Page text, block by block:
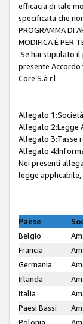
efficacia di tale
specificata che
PROGRAMMA DI
MODIFICA È PER
Se hai stipulato il
presente Accordo
Core S.à r.l.
Allegato
Allegato 2:Legge
Allegato 3:Tasse
Allegato
Nei presenti
legge
Paese
Belgio
Francia
Germania
Irlanda
Italia
Paesi Bassi